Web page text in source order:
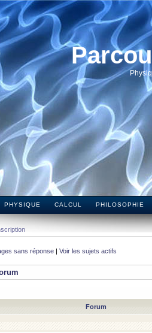
PHYSIQUE CALCUL PHILOSOPHIE
sans réponse | Voir les sujets actifs
Forum